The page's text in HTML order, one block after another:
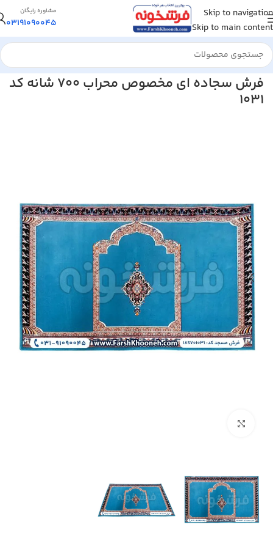
Skip to navigation
Skip to main content
مشاوره رایگان
03191090045
خانه/فرش مسجد و سجاده ای/فرش مسجد 700 شانه
فرش سجاده ای مخصوص محراب 700 شانه کد
1031